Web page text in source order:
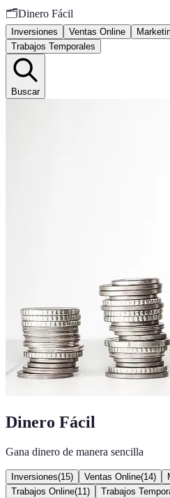
🗂️Dinero Fácil
Inversiones Ventas Online
Trabajos Temporales
Buscar
Dinero Fácil
Gana dinero de manera sencilla
Inversiones(15) Ventas Online(14)
Trabajos Online(11 ) Trabajos